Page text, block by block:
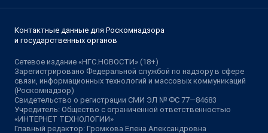
Контактные данные для Роскомнадзора
и государственных органов
Сетевое издание «НГС.НОВОСТИ» (18+)
Зарегистрировано Федеральной службой по надзору в сфере
связи, информационных технологий и массовых коммуникаций
(Роскомнадзор)
Свидетельство о регистрации СМИ ЭЛ № ФС 77—84683
Учредитель: Общество с ограниченной ответственностью
«ИНТЕРНЕТ ТЕХНОЛОГИИ»
Главный редактор: Громкова Елена Александровна